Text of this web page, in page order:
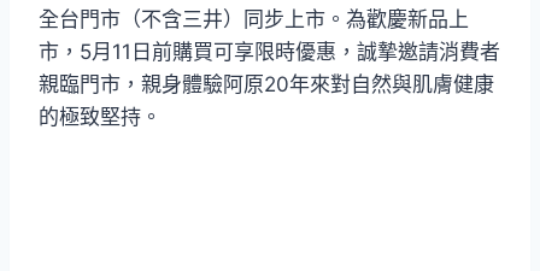
全台門市（不含三井）同步上市。為歡慶新品上
市，5月11日前購買可享限時優惠，誠摯邀請消費者
親臨門市，親身體驗阿原20年來對自然與肌膚健康
的極致堅持。